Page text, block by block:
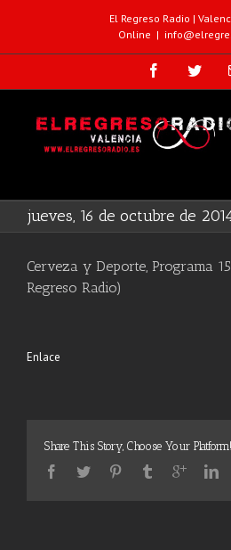
El Regreso Radio |
Online |
jueves, 16 de octubre de
Cerveza y Deporte, Programa
Regreso Radio)
Enlace
Share This Story, Choose Your Platform!